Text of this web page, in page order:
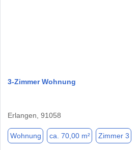
3-Zimmer Wohnung
Erlangen, 91058
Wohnung ca. 70,00 m² Zimmer 3